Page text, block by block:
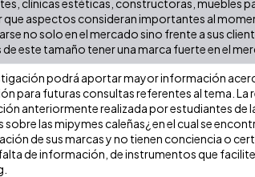
aspectos consideran importantes al
no solo en el mercado sino frente a sus
este tamaño tener una marca fuerte en el
podrá aportar mayor información
para futuras consultas referentes al tema.
anteriormente realizada por estudiantes de
sobre las mipymes caleñas¿ en el cual se
de sus marcas y no tienen conciencia o
de información, de instrumentos que